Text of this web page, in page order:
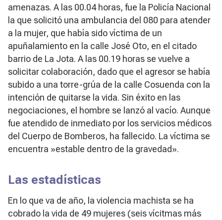
amenazas. A las 00.04 horas, fue la Policía Nacional
la que solicitó una ambulancia del 080 para atender
a la mujer, que había sido víctima de un
apuñalamiento en la calle José Oto, en el citado
barrio de La Jota. A las 00.19 horas se vuelve a
solicitar colaboración, dado que el agresor se había
subido a una torre-grúa de la calle Cosuenda con la
intención de quitarse la vida. Sin éxito en las
negociaciones, el hombre se lanzó al vacío. Aunque
fue atendido de inmediato por los servicios médicos
del Cuerpo de Bomberos, ha fallecido. La víctima se
encuentra »estable dentro de la gravedad».
Las estadísticas
En lo que va de año, la violencia machista se ha
cobrado la vida de 49 mujeres (seis vícitmas más